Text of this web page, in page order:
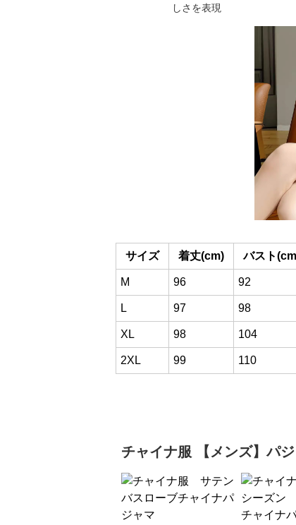
しさを表現
サイズ 着丈(cm) バスト
M 96 92
L 97 98
XL 98 104
2XL 99 110
チャイナ服 【メンズ】パ